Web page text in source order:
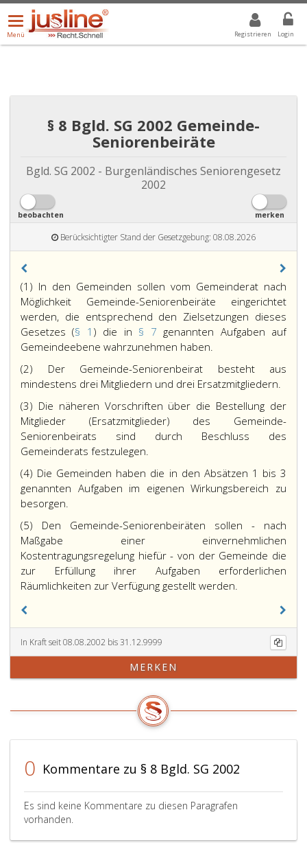
Registrieren Login
Menü
öffnen/schließen
Menü
ALLE DROPDOWN: GEWÄHLTER WERT IST ALLE
§ 8 Bgld. SG 2002 Gemeinde-
Seniorenbeiräte
Bgld. SG 2002 - Burgenländisches Seniorengesetz
2002
beobachten merken
Berücksichtigter Stand der Gesetzgebung: 08.08.2026
(1) In den Gemeinden sollen vom Gemeinderat nach
Möglichkeit Gemeinde-Seniorenbeiräte eingerichtet
werden, die entsprechend den Zielsetzungen dieses
Gesetzes (§ 1 ) die in § 7 genannten Aufgaben auf
Gemeindeebene wahrzunehmen haben.
(2) Der Gemeinde-Seniorenbeirat besteht aus
mindestens drei Mitgliedern und drei Ersatzmitgliedern.
(3) Die näheren Vorschriften über die Bestellung der
Mitglieder (Ersatzmitglieder) des Gemeinde-
Seniorenbeirats sind durch Beschluss des
Gemeinderats festzulegen.
(4) Die Gemeinden haben die in den Absätzen 1 bis 3
genannten Aufgaben im eigenen Wirkungsbereich zu
besorgen.
(5) Den Gemeinde-Seniorenbeiräten sollen - nach
Maßgabe einer einvernehmlichen
Kostentragungsregelung hiefür - von der Gemeinde die
zur Erfüllung ihrer Aufgaben erforderlichen
Räumlichkeiten zur Verfügung gestellt werden.
In Kraft seit 08.08.2002 bis 31.12.9999
MERKEN
0 Kommentare zu § 8 Bgld. SG 2002
Es sind keine Kommentare zu diesen Paragrafen
vorhanden.